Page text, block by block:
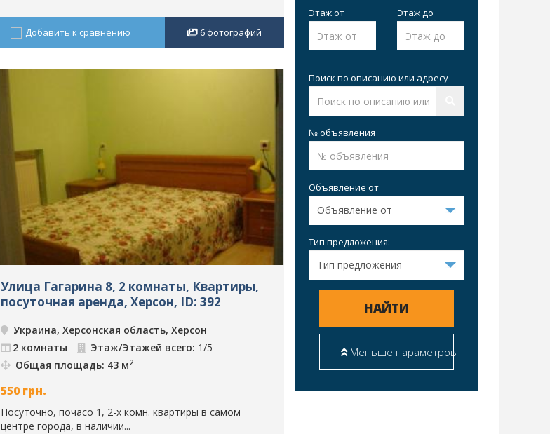
Добавить к сравнению 6фотографий
Улица Гагарина 8, 2 комнаты, Квартиры,
посуточная аренда, Херсон, ID: 392
Украина, Херсонская область, Херсон
2 комнаты
Этаж/Этажей всего: 1/5
Общая площадь: 43 м2
550 грн.
Посуточно, почасо 1, 2-х комн. квартиры в самом
центре города, в наличии...
Этаж от Этаж до
Поиск по описанию или адресу
№ объявления
Объявление от
Тип предложения:
НАЙТИ
Меньше параметров